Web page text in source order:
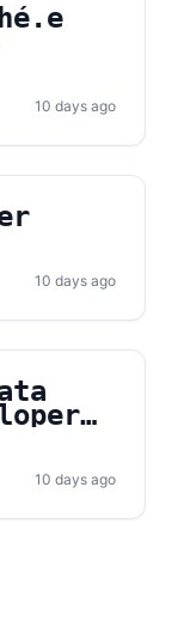
10 days ago
10 days ago
10 days ago